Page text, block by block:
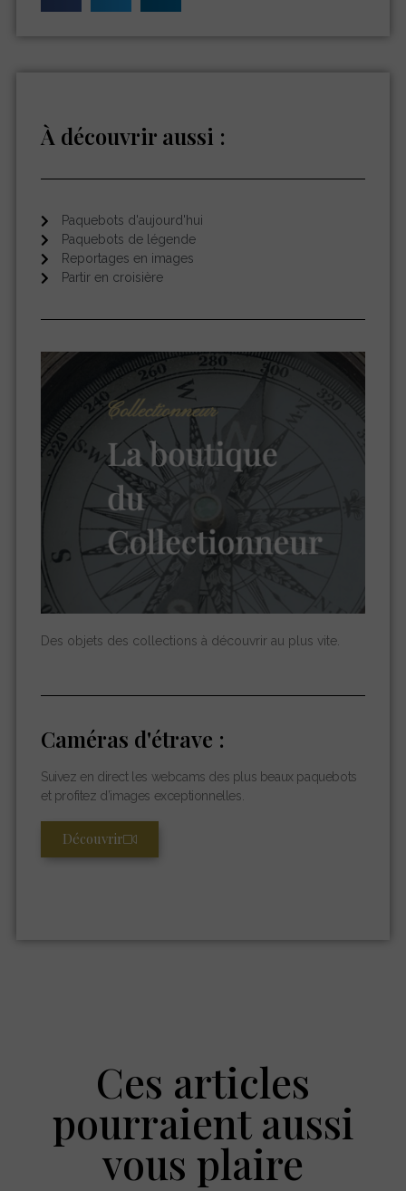
À découvrir aussi :
Paquebots d'aujourd'hui
Paquebots de légende
Reportages en images
Partir en croisière
Des objets des collections à découvrir au plus vite.
Caméras d'étrave :
Suivez en direct les webcams des plus beaux paquebots
et profitez d’images exceptionnelles.
Découvrir
Ces articles
pourraient aussi
vous plaire